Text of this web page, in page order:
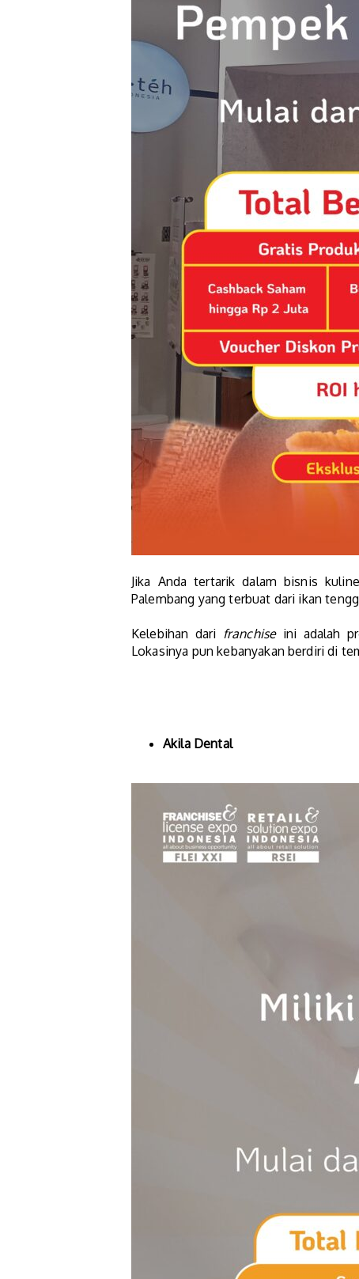
Jika Anda tertarik dalam bisnis
Palembang yang terbuat dari ikan
Kelebihan dari franchiseini adalah
Lokasinya pun kebanyakan berdiri di
Akila Dental